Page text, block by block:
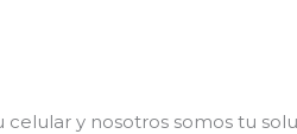
celular y nosotros somos tu